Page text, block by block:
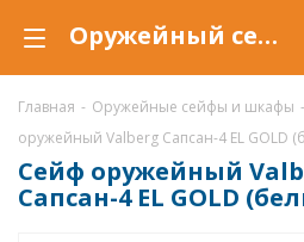
Оружейный сейф Valberg Сапсан-4 EL GOLD (белый), сейф Сапсан-4 EL GOLD (белый) купить со скидкой по выгодной цене в интернет-магазине ValbergSafe.ru
Главная - Оружейные сейфы и шкафы -
оружейный Valberg Сапсан-4 EL GOLD
Сейф оружейный
Сапсан-4 EL GOLD